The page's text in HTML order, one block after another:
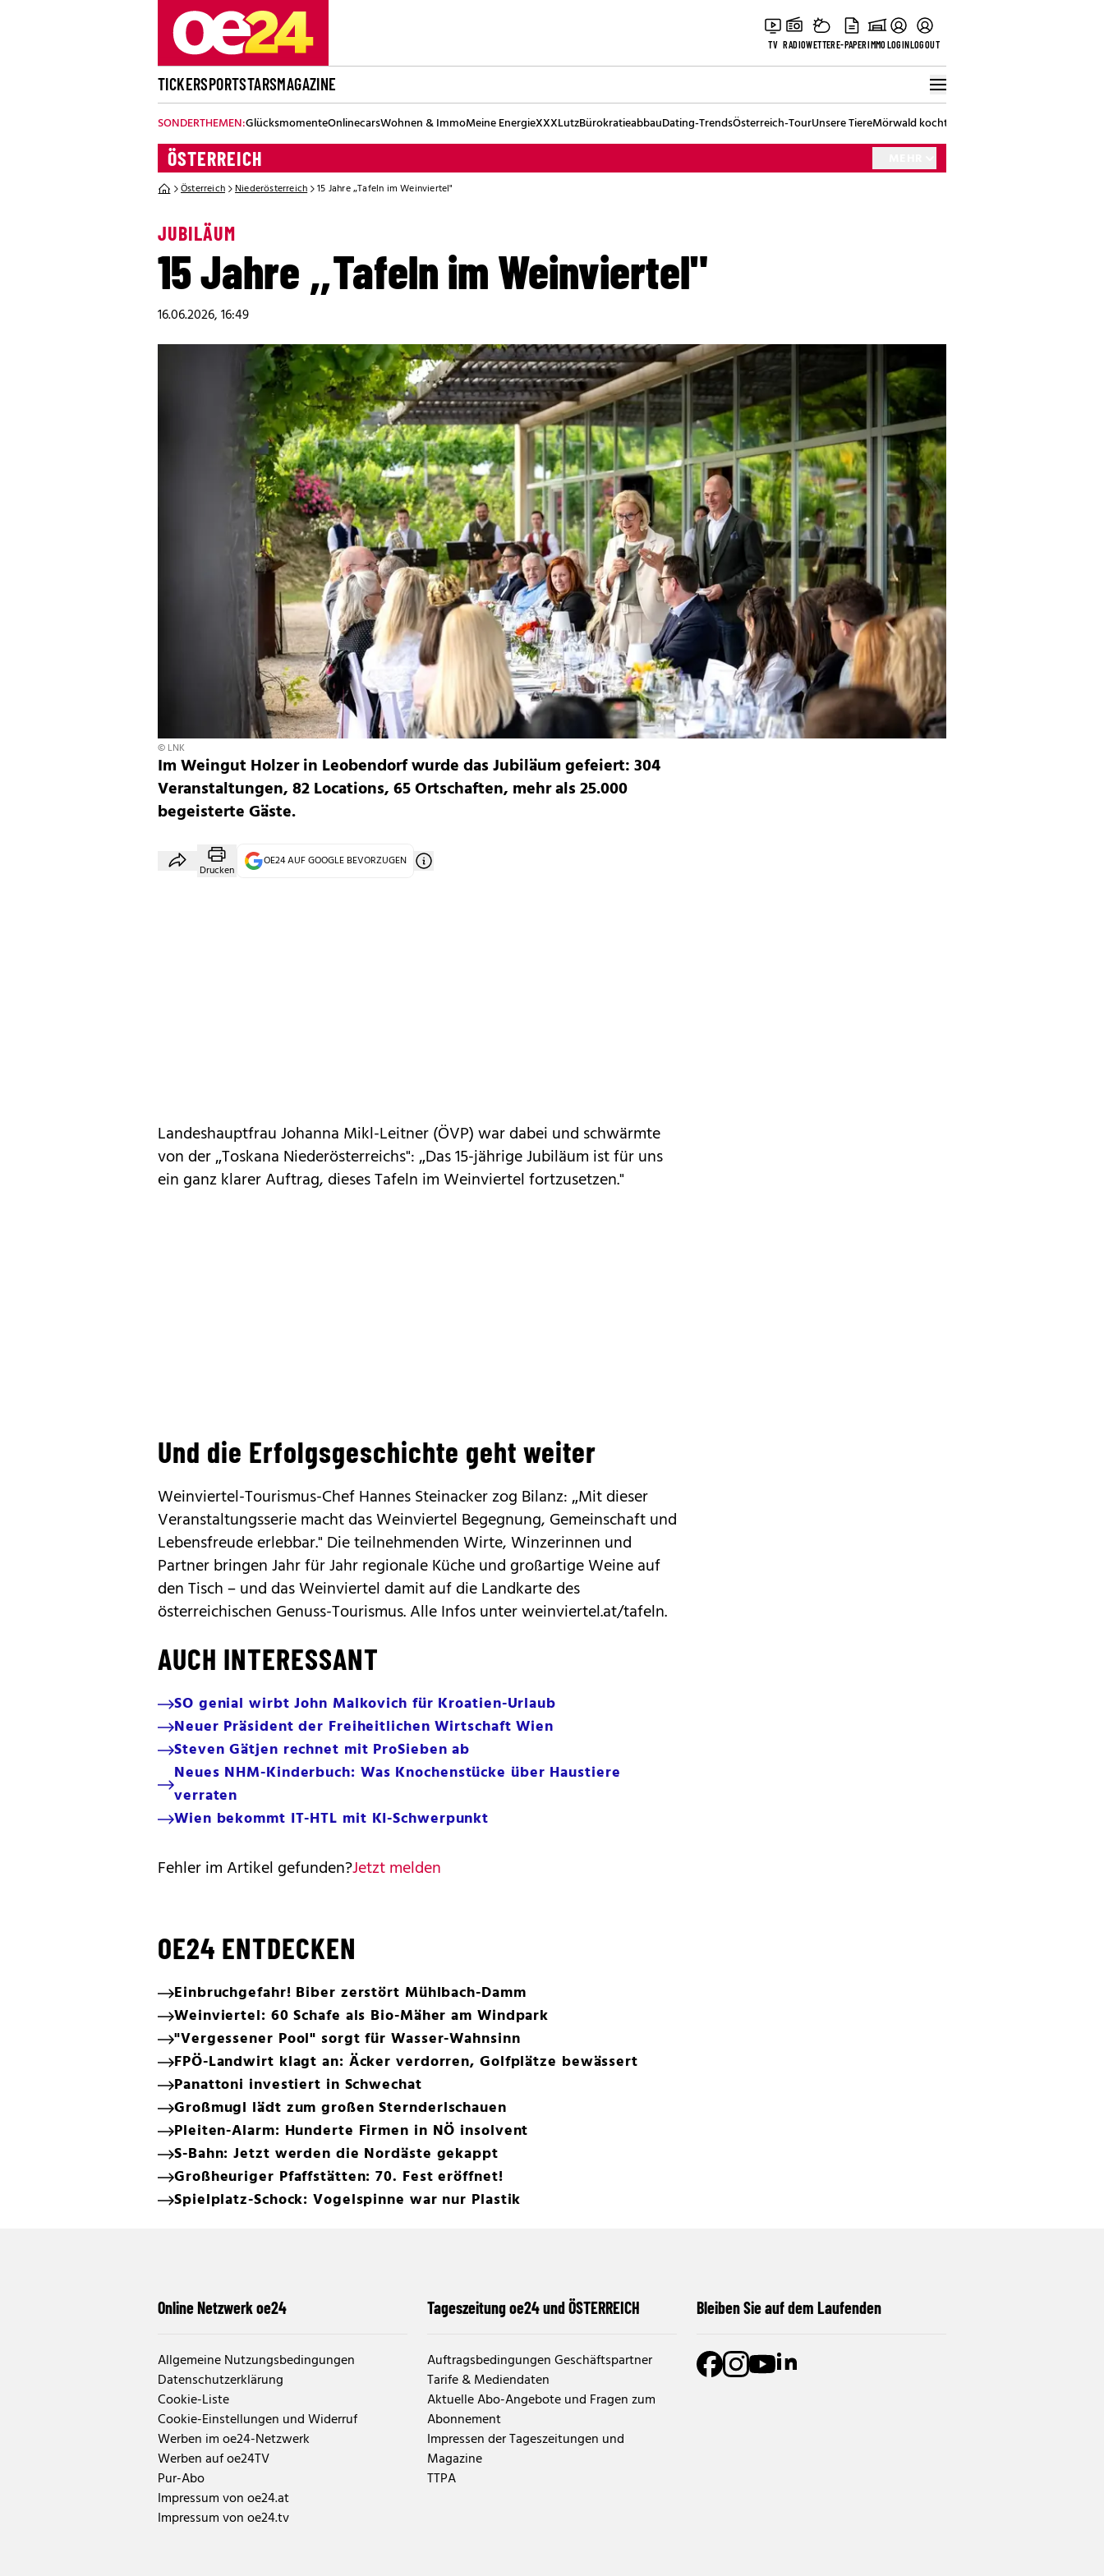
TV RADIOWETTERE-PAPERIMMOLOGINLOGOUT
TICKERSPORTSTARSMAGAZINE
SONDERTHEMEN:GlücksmomenteOnlinecarsWohnen & ImmoMeine EnergieXXXLutzBürokratieabbauDating-TrendsÖsterreich-TourUnsere TiereMörwald kocht
ÖSTERREICH
Österreich Niederösterreich 15 Jahre „Tafeln im Weinviertel"
JUBILÄUM
15 Jahre „Tafeln im Weinviertel"
16.06.2026, 16:49
© LNK
Im Weingut Holzer in Leobendorf wurde das Jubiläum gefeiert: 304
Veranstaltungen, 82 Locations, 65 Ortschaften, mehr als 25.000
begeisterte Gäste.
Drucken
OE24 AUF GOOGLE BEVORZUGEN
Landeshauptfrau Johanna Mikl-Leitner (ÖVP) war dabei und schwärmte
von der „Toskana Niederösterreichs": „Das 15-jährige Jubiläum ist für uns
ein ganz klarer Auftrag, dieses Tafeln im Weinviertel fortzusetzen."
Und die Erfolgsgeschichte geht weiter
Weinviertel-Tourismus-Chef Hannes Steinacker zog Bilanz: „Mit dieser
Veranstaltungsserie macht das Weinviertel Begegnung, Gemeinschaft und
Lebensfreude erlebbar." Die teilnehmenden Wirte, Winzerinnen und
Partner bringen Jahr für Jahr regionale Küche und großartige Weine auf
den Tisch – und das Weinviertel damit auf die Landkarte des
österreichischen Genuss-Tourismus. Alle Infos unter weinviertel.at/tafeln.
AUCH INTERESSANT
SO genial wirbt John Malkovich für Kroatien-Urlaub
Neuer Präsident der Freiheitlichen Wirtschaft Wien
Steven Gätjen rechnet mit ProSieben ab
Neues NHM-Kinderbuch: Was Knochenstücke über Haustiere
verraten
Wien bekommt IT-HTL mit KI-Schwerpunkt
Fehler im Artikel gefunden?Jetzt melden
OE24 ENTDECKEN
Einbruchgefahr! Biber zerstört Mühlbach-Damm
Weinviertel: 60 Schafe als Bio-Mäher am Windpark
"Vergessener Pool" sorgt für Wasser-Wahnsinn
FPÖ-Landwirt klagt an: Äcker verdorren, Golfplätze bewässert
Panattoni investiert in Schwechat
Großmugl lädt zum großen Sternderlschauen
Pleiten-Alarm: Hunderte Firmen in NÖ insolvent
S-Bahn: Jetzt werden die Nordäste gekappt
Großheuriger Pfaffstätten: 70. Fest eröffnet!
Spielplatz-Schock: Vogelspinne war nur Plastik
Online Netzwerk oe24
Allgemeine Nutzungsbedingungen
Datenschutzerklärung
Cookie-Liste
Cookie-Einstellungen und Widerruf
Werben im oe24-Netzwerk
Werben auf oe24TV
Pur-Abo
Impressum von oe24.at
Impressum von oe24.tv
Tageszeitung oe24 und ÖSTERREICH
Auftragsbedingungen Geschäftspartner
Tarife & Mediendaten
Aktuelle Abo-Angebote und Fragen zum
Abonnement
Impressen der Tageszeitungen und
Magazine
TTPA
Bleiben Sie auf dem Laufenden